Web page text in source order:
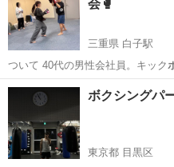
会🥊
三重県 白子駅
ついて 40代の男性会社員。キック
います。アマチュ…
三重 鈴鹿市 白子駅 空
ボクシングパ
東京都 目黒区